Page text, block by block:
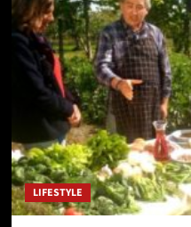
A
Farindola
la
giornata
Mondiale
della
alute
e
della
sicurezza
sul
Lavoro
LIFESTYLE